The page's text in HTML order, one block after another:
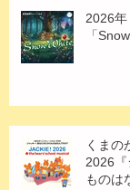
2026
「
くまの
2026『
ものは